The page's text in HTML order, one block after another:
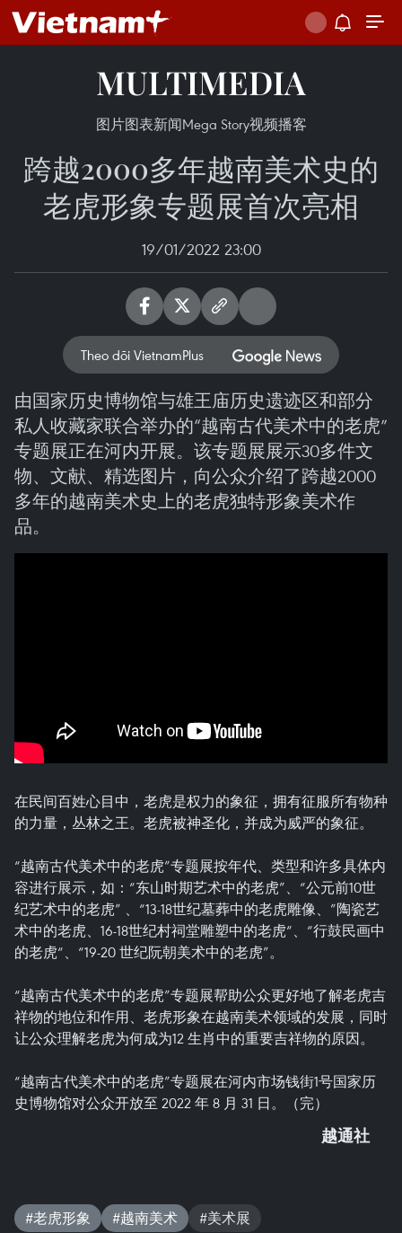
MULTIMEDIA
图片图表新闻Mega Story视频播客
跨越2000多年越南美术史的
老虎形象专题展首次亮相
19/01/2022 23:00
Theo dõi VietnamPlus
由国家历史博物馆与雄王庙历史遗迹区和部分
私人收藏家联合举办的“越南古代美术中的老虎”
专题展正在河内开展。该专题展展示30多件文
物、文献、精选图片，向公众介绍了跨越2000
多年的越南美术史上的老虎独特形象美术作
品。
在民间百姓心目中，老虎是权力的象征，拥有征服所有物种
的力量，丛林之王。老虎被神圣化，并成为威严的象征。
“越南古代美术中的老虎”专题展按年代、类型和许多具体内
容进行展示，如：“东山时期艺术中的老虎”、“公元前10世
纪艺术中的老虎” 、“13-18世纪墓葬中的老虎雕像、”陶瓷艺
术中的老虎、16-18世纪村祠堂雕塑中的老虎“、“行鼓民画中
的老虎“、“19-20 世纪阮朝美术中的老虎”。
“越南古代美术中的老虎”专题展帮助公众更好地了解老虎吉
祥物的地位和作用、老虎形象在越南美术领域的发展，同时
让公众理解老虎为何成为12 生肖中的重要吉祥物的原因。
“越南古代美术中的老虎”专题展在河内市场钱街1号国家历
史博物馆对公众开放至 2022 年 8 月 31 日。（完）
越通社
#老虎形象 #越南美术 #美术展